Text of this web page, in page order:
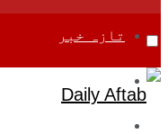
تازہ خبر